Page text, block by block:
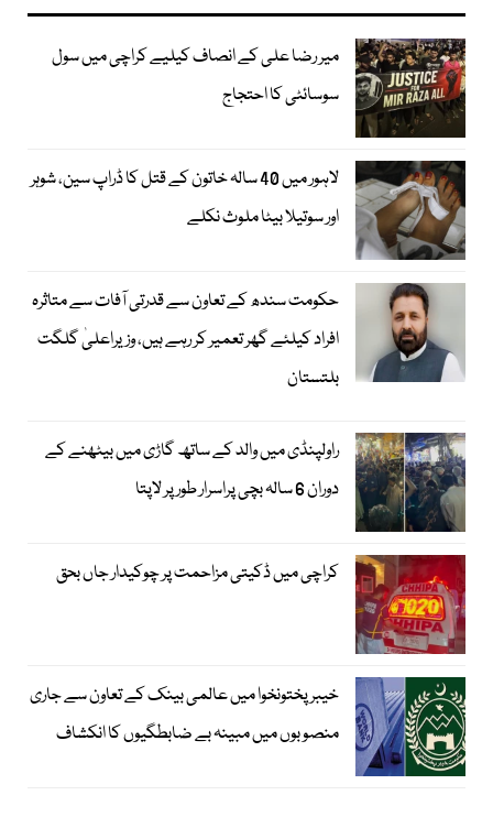
میر رضا علی کے انصاف کیلیے کراچی میں سول
سوسائٹی کا احتجاج
لاہور میں 40 سالہ خاتون کے قتل کا ڈراپ سین، شوہر
اور سوتیلا بیٹا ملوث نکلے
حکومت سندھ کے تعاون سے قدرتی آفات سے متاثرہ
افراد کیلئے گھر تعمیر کر رہے ہیں، وزیراعلیٰ گلگت
بلتستان
راولپنڈی میں والد کے ساتھ گاڑی میں بیٹھنے کے
دوران 6 سالہ بچی پراسرار طور پر لاپتا
کراچی میں ڈکیتی مزاحمت پر چوکیدار جاں بحق
خیبرپختونخوا میں عالمی بینک کے تعاون سے جاری
منصوبوں میں مبینہ بے ضابطگیوں کا انکشاف